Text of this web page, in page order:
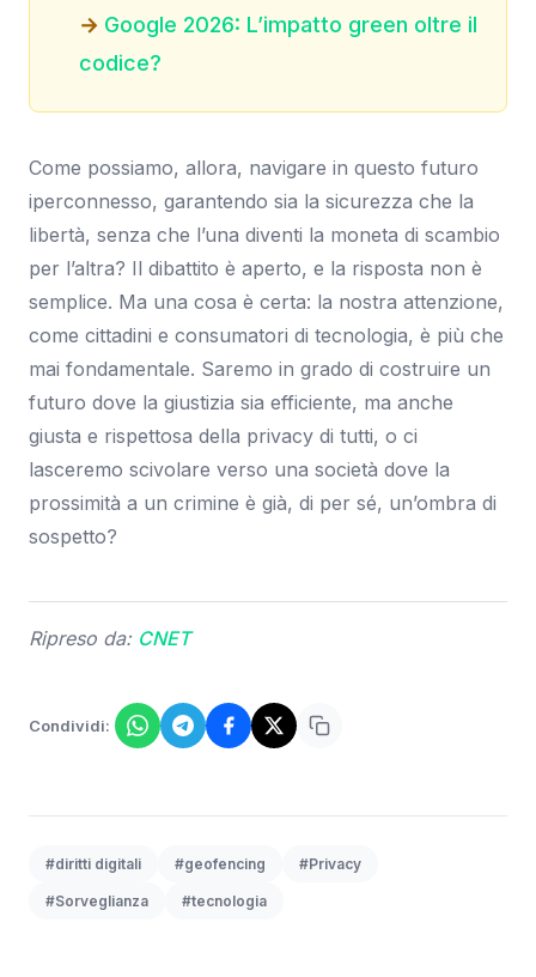
Google 2026: L’impatto green oltre il
codice?
Come possiamo, allora, navigare in questo futuro
iperconnesso, garantendo sia la sicurezza che la
libertà, senza che l’una diventi la moneta di scambio
per l’altra? Il dibattito è aperto, e la risposta non è
semplice. Ma una cosa è certa: la nostra attenzione,
come cittadini e consumatori di tecnologia, è più che
mai fondamentale. Saremo in grado di costruire un
futuro dove la giustizia sia efficiente, ma anche
giusta e rispettosa della privacy di tutti, o ci
lasceremo scivolare verso una società dove la
prossimità a un crimine è già, di per sé, un’ombra di
sospetto?
Ripreso da: CNET
Condividi:
#diritti digitali #geofencing #Privacy
#Sorveglianza #tecnologia